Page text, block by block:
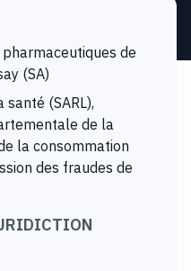
de
(SA)
santé (SARL),
de la
la consommation
des fraudes de